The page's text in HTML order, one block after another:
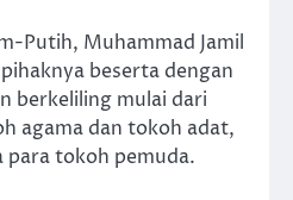
Putih, Muhammad Jamil
beserta dengan
berkeliling mulai dari
agama dan tokoh adat,
para tokoh pemuda.